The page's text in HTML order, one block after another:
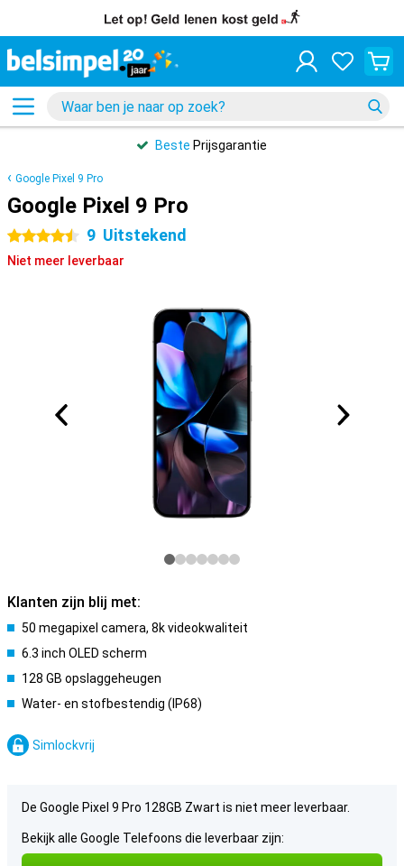
Beste Prijsgarantie
Google Pixel 9 Pro
Google Pixel 9 Pro
4.5 sterren 9 Uitstekend
Niet meer leverbaar
Klanten zijn blij met:
50 megapixel camera, 8k videokwaliteit
6.3 inch OLED scherm
128 GB opslaggeheugen
Water- en stofbestendig (IP68)
Simlockvrij
De Google Pixel 9 Pro 128GB Zwart is niet meer leverbaar.
Bekijk alle Google Telefoons die leverbaar zijn: